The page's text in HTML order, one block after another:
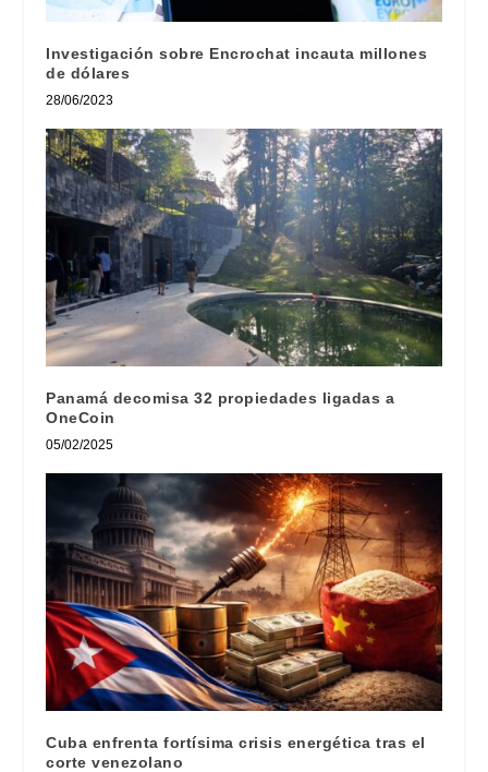
Investigación sobre Encrochat incauta millones
de dólares
28/06/2023
Panamá decomisa 32 propiedades ligadas a
OneCoin
05/02/2025
Cuba enfrenta fortísima crisis energética tras el
corte venezolano